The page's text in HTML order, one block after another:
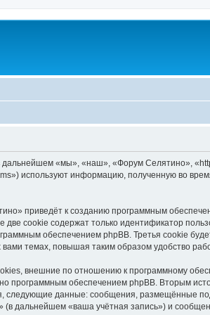
«мы», «наш», «Форум Селятино»,
используют информацию, полученную во
приведёт к созданию программным
cookie содержат только идентификатор
обеспечением phpBB. Третья cookie
темах, повышая таким образом удобство
внешние по отношению к программному
программным обеспечением phpBB. Вторым
следующие данные: сообщения, размещённые
дальнейшем «ваша учётная запись») и